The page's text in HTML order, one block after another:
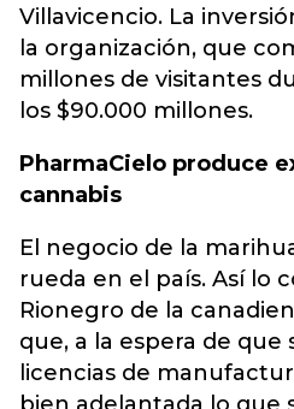
Villavicencio. La
la organización, que
millones de visitantes
los $90.000 millones.
PharmaCielo produce
cannabis
El negocio de la
rueda en el país. Así lo
Rionegro de la
que, a la espera de que
licencias de